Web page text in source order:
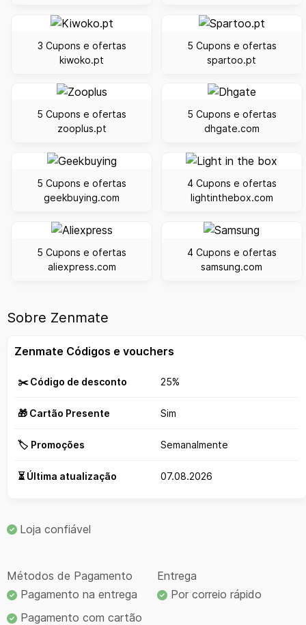
3 Cupons e ofertas
kiwoko.pt
5 Cupons e ofertas
spartoo.pt
5 Cupons e ofertas
zooplus.pt
5 Cupons e ofertas
dhgate.com
5 Cupons e ofertas
geekbuying.com
4 Cupons e ofertas
lightinthebox.com
5 Cupons e ofertas
aliexpress.com
4 Cupons e ofertas
samsung.com
Sobre Zenmate
Zenmate Códigos e vouchers
✂️ Código de desconto 25%
🎁 Cartão Presente Sim
🏷️ Promoções Semanalmente
⏳ Última atualização 07.08.2026
Loja confiável
Métodos de Pagamento
Pagamento na entrega
Pagamento com cartão
Entrega
Por correio rápido